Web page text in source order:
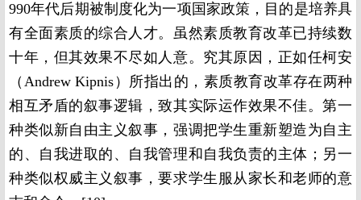
990年代后期被制度化为一项国家政策，目的是培养具
有全面素质的综合人才。虽然素质教育改革已持续数
十年，但其效果不尽如人意。究其原因，正如任柯安
（Andrew Kipnis）所指出的，素质教育改革存在两种
相互矛盾的叙事逻辑，致其实际运作效果不佳。第一
种类似新自由主义叙事，强调把学生重新塑造为自主
的、自我进取的、自我管理和自我负责的主体；另一
种类似权威主义叙事，要求学生服从家长和老师的意